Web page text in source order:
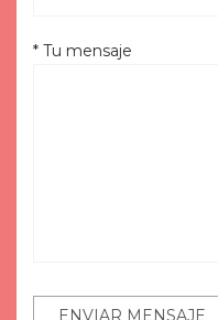
* Tu mensaje